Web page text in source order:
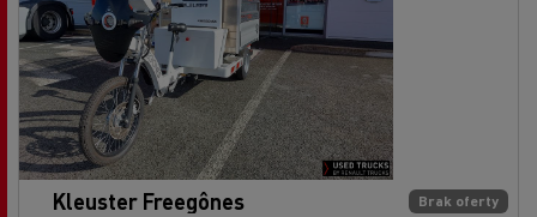
Brak oferty
Kleuster Freegônes